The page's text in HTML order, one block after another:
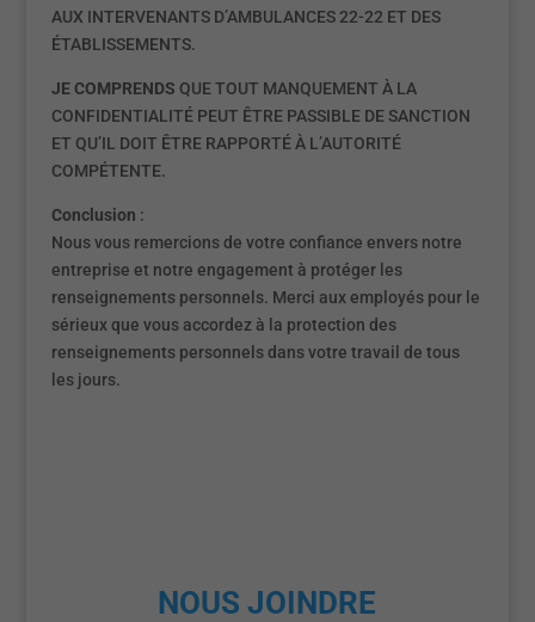
AUX INTERVENANTS D’AMBULANCES 22-22 ET DES
ÉTABLISSEMENTS.
JE COMPRENDS QUE TOUT MANQUEMENT À LA
CONFIDENTIALITÉ PEUT ÊTRE PASSIBLE DE SANCTION
ET QU’IL DOIT ÊTRE RAPPORTÉ À L’AUTORITÉ
COMPÉTENTE.
Conclusion :
Nous vous remercions de votre confiance envers notre
entreprise et notre engagement à protéger les
renseignements personnels. Merci aux employés pour le
sérieux que vous accordez à la protection des
renseignements personnels dans votre travail de tous
les jours.
NOUS JOINDRE